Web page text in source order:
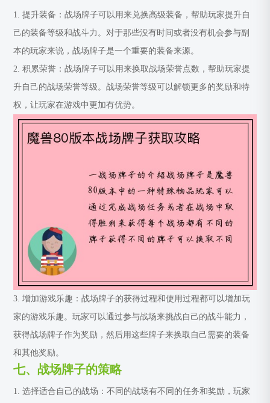
1. 提升装备：战场牌子可以用来兑换高级装备，帮助玩家提升自
己的装备等级和战斗力。对于那些没有时间或者没有机会参与副
本的玩家来说，战场牌子是一个重要的装备来源。
2. 积累荣誉：战场牌子可以用来换取战场荣誉点数，帮助玩家提
升自己的战场荣誉等级。战场荣誉等级可以解锁更多的奖励和特
权，让玩家在游戏中更加有优势。
3. 增加游戏乐趣：战场牌子的获得过程和使用过程都可以增加玩
家的游戏乐趣。玩家可以通过参与战场来挑战自己的战斗能力，
获得战场牌子作为奖励，然后用这些牌子来换取自己需要的装备
和其他奖励。
七、战场牌子的策略
1. 选择适合自己的战场：不同的战场有不同的任务和奖励，玩家